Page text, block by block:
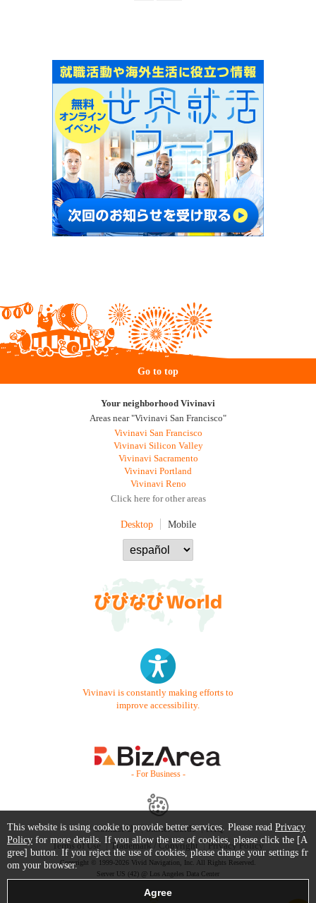
Go to top
Your neighborhood Vivinavi
Areas near "Vivinavi San Francisco"
Vivinavi San Francisco
Vivinavi Silicon Valley
Vivinavi Sacramento
Vivinavi Portland
Vivinavi Reno
Click here for other areas
Desktop Mobile
Vivinavi is constantly making efforts to
improve accessibility.
- For Business -
Contact Us Starter Guide
FAQ
Terms of Use
Trademark / Copyright Privacy Policy
Copyright © 1999-2026 Vivid Navigation, Inc. All Rights Reserved.
Server US (42) @ Los Angeles Data Center
This website is using cookie to provide better services. Please read Privacy
Policy for more details. If you allow the use of cookies, please click the [A
gree] button. If you reject the use of cookies, please change your settings fr
om your browser.